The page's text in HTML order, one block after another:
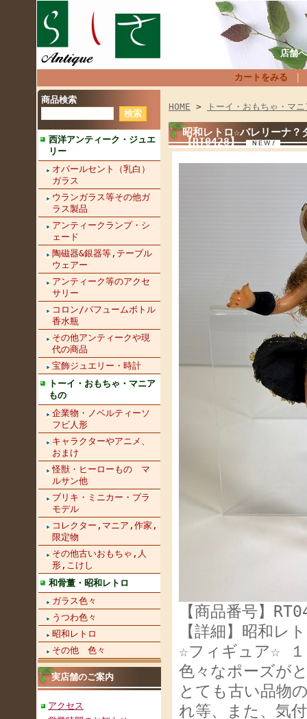
店舗
カートをみる
商品検索
西洋アンティーク・ジュエ
リー
オパールセント（乳白）
ガラス
ウランガラス等その他ガ
ラス製品
アンティークランプ・シ
ェード
陶磁器&銀器等,テーブル
ウェアー
アンティーク等のアクセ
サリー
コロン/パフュームボトル
香水瓶
その他アンティークや現
代の商品
宝飾ジュエリー・時計
トーイ・おもちゃ・マニア
もの
企業物・ノベルティーソ
フビ人形
キャラクターやアニメ、
おまけ
怪獣・ヒーローもの マ
ルサン他
ブリキ・ミニカー・プラ
モデル
コレクター,マニア,作家,
限定物
その他古いおもちゃ,人
形,こけし
和骨董・昭和レトロ
ガラス色々
うつわ色々
昭和レトロ
その他 色々
実店舗のご案内
アクセス
HOME > トーイ・おもちゃ・マ
昭和レトロ☆バレリーナ
【RT0428】
【商品番号】
【詳細】昭和レ
☆フィギュア☆
色々なポーズが
とても古い品物
れ等、また、気